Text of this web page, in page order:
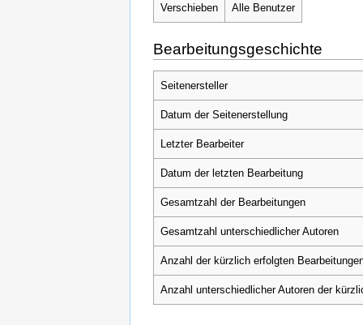
Verschieben Alle Benutzer
Bearbeitungsgeschichte
Seitenersteller
Datum der Seitenerstellung
Letzter Bearbeiter
Datum der letzten Bearbeitung
Gesamtzahl der Bearbeitungen
Gesamtzahl unterschiedlicher Autoren
Anzahl der kürzlich erfolgten
Anzahl unterschiedlicher Autoren der